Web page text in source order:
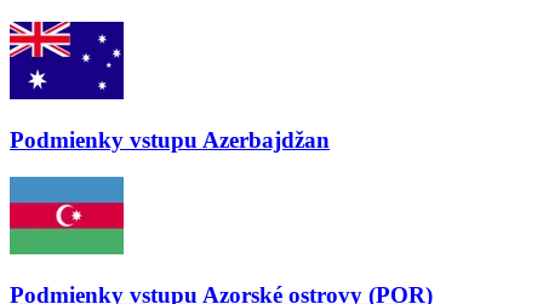
Podmienky vstupu Azerbajdžan
Podmienky vstupu Azorské ostrovy (POR)